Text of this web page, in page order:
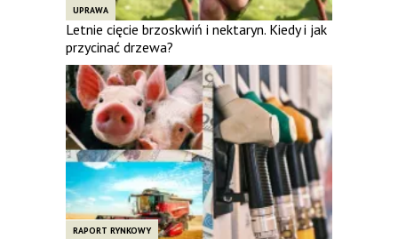
UPRAWA
Letnie cięcie brzoskwiń i nektaryn. Kiedy i jak
przycinać drzewa?
RAPORT RYNKOWY